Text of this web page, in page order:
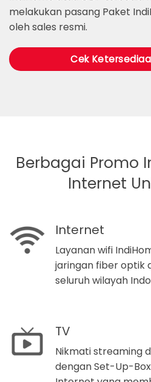
melakukan pasang Paket
oleh sales resmi.
Cek
Berbagai Promo
Internet
Internet
Layanan wifi
jaringan fiber optik
seluruh wilayah
TV
Nikmati streaming
dengan Set-Up-